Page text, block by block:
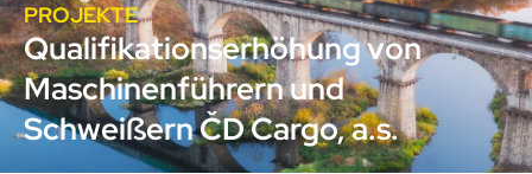
PROJEKTE
Qualifikationserhöhung von
Maschinenführern und
Schweißern ČD Cargo, a.s.